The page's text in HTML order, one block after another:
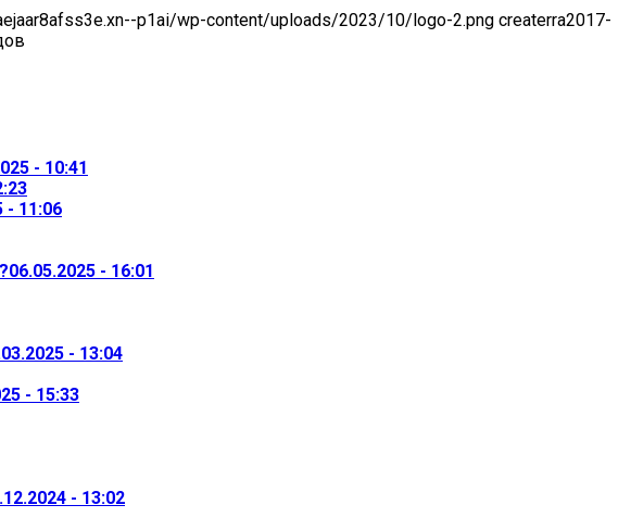
p1ai/wp-content/uploads/2023/10/logo-2.png createrra2017-
- 10:41
- 11:06
06.05.2025 - 16:01
- 13:04
- 15:33
- 13:02